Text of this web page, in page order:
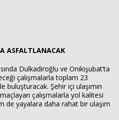
ASFALTLANACAK
Dulkadiroğlu ve Onikişubat’ta
çalışmalarla toplam 23
buluşturacak. Şehir içi ulaşımın
çalışmalarla yol kalitesi
de yayalara daha rahat bir ulaşım